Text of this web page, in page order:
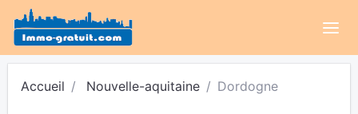
Accueil Nouvelle-aquitaine Dordogne